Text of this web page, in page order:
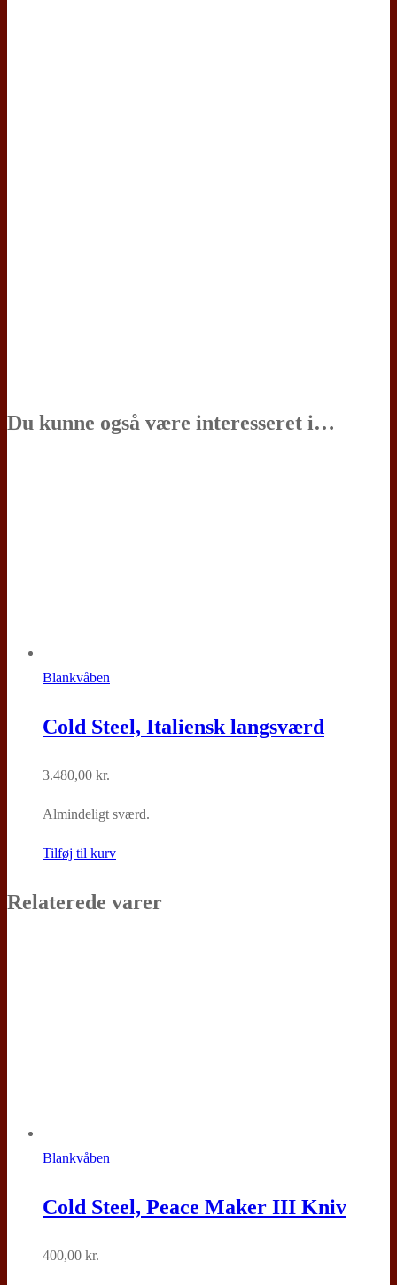
Du kunne også være interesseret i…
Blankvåben
Cold Steel, Italiensk langsværd
3.480,00 kr.
Almindeligt sværd.
Tilføj til kurv
Relaterede varer
Blankvåben
Cold Steel, Peace Maker III Kniv
400,00 kr.